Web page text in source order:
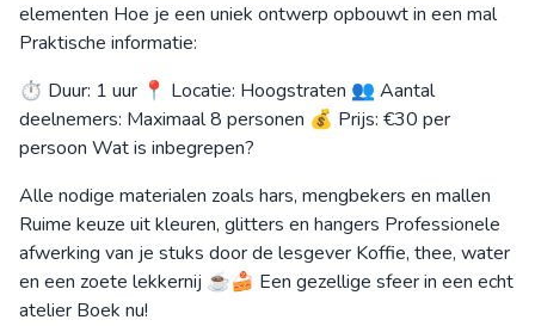
elementen Hoe je een uniek ontwerp opbouwt in een mal
Praktische informatie:
⏱ Duur: 1 uur 📍 Locatie: Hoogstraten 👥 Aantal
deelnemers: Maximaal 8 personen 💰 Prijs: €30 per
persoon Wat is inbegrepen?
Alle nodige materialen zoals hars, mengbekers en mallen
Ruime keuze uit kleuren, glitters en hangers Professionele
afwerking van je stuks door de lesgever Koffie, thee, water
en een zoete lekkernij ☕🍰 Een gezellige sfeer in een echt
atelier Boek nu!